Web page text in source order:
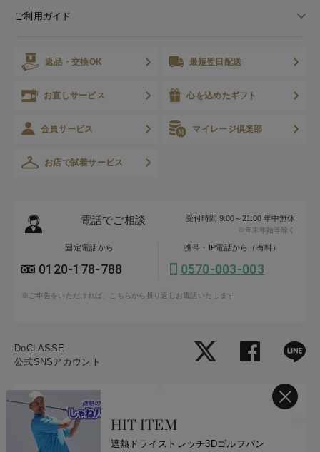
HIT ITEM
遮熱ドライストレッチ3Dゴルフパン
ご利用ガイド
返品・交換OK 最短翌日配送
お直しサービス 心を込めたギフト
会員サービス マイレージ倶楽部
お店で試着サービス
電話でご相談 受付時間 9:00～21:00 年中無休
※年末年始等除く
固定電話から
0120-178-788
携帯・IP電話から（有料）
0570-003-003
※ご申告をいただければ、こちらから折り返しお電話いたします
DoCLASSE
公式SNSアカウント
商品サポート メンズ